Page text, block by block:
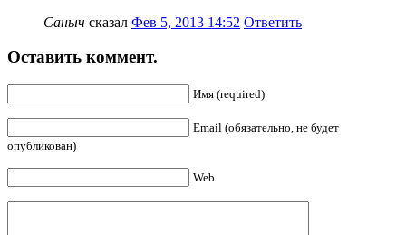
Саныч сказал Фев 5, 2013 14:52 Ответить
Оставить коммент.
Имя (required)
Email (обязательно, не будет
опубликован)
Web